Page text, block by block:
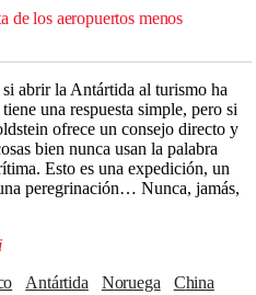
de los aeropuertos menos
abrir la Antártida al turismo ha
una respuesta simple, pero si
ofrece un consejo directo y
bien nunca usan la palabra
Esto es una expedición, un
peregrinación… Nunca, jamás,
Antártida Noruega China